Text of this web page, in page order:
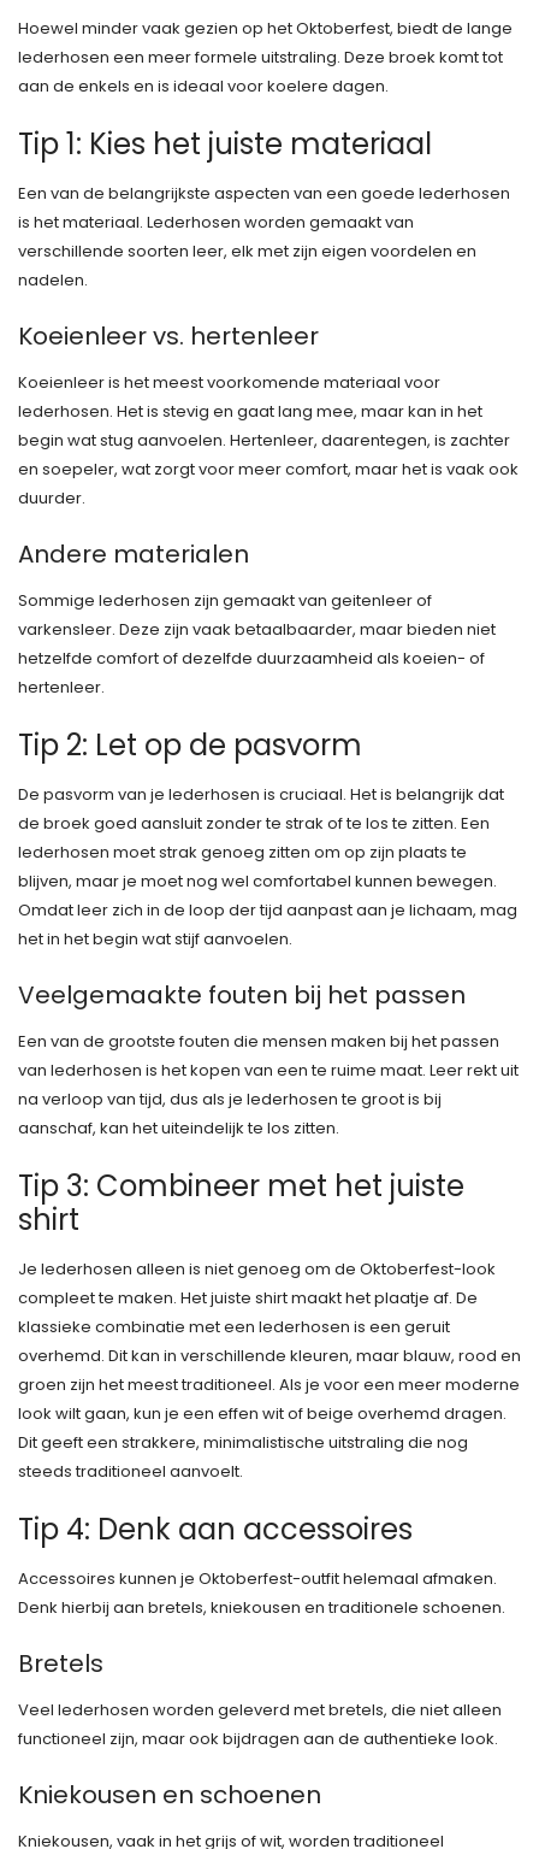
Hoewel minder vaak gezien op het Oktoberfest, biedt de lange
lederhosen een meer formele uitstraling. Deze broek komt tot
aan de enkels en is ideaal voor koelere dagen.
Tip 1: Kies het juiste materiaal
Een van de belangrijkste aspecten van een goede lederhosen
is het materiaal. Lederhosen worden gemaakt van
verschillende soorten leer, elk met zijn eigen voordelen en
nadelen.
Koeienleer vs. hertenleer
Koeienleer is het meest voorkomende materiaal voor
lederhosen. Het is stevig en gaat lang mee, maar kan in het
begin wat stug aanvoelen. Hertenleer, daarentegen, is zachter
en soepeler, wat zorgt voor meer comfort, maar het is vaak ook
duurder.
Andere materialen
Sommige lederhosen zijn gemaakt van geitenleer of
varkensleer. Deze zijn vaak betaalbaarder, maar bieden niet
hetzelfde comfort of dezelfde duurzaamheid als koeien- of
hertenleer.
Tip 2: Let op de pasvorm
De pasvorm van je lederhosen is cruciaal. Het is belangrijk dat
de broek goed aansluit zonder te strak of te los te zitten. Een
lederhosen moet strak genoeg zitten om op zijn plaats te
blijven, maar je moet nog wel comfortabel kunnen bewegen.
Omdat leer zich in de loop der tijd aanpast aan je lichaam, mag
het in het begin wat stijf aanvoelen.
Veelgemaakte fouten bij het passen
Een van de grootste fouten die mensen maken bij het passen
van lederhosen is het kopen van een te ruime maat. Leer rekt uit
na verloop van tijd, dus als je lederhosen te groot is bij
aanschaf, kan het uiteindelijk te los zitten.
Tip 3: Combineer met het juiste
shirt
Je lederhosen alleen is niet genoeg om de Oktoberfest-look
compleet te maken. Het juiste shirt maakt het plaatje af. De
klassieke combinatie met een lederhosen is een geruit
overhemd. Dit kan in verschillende kleuren, maar blauw, rood en
groen zijn het meest traditioneel. Als je voor een meer moderne
look wilt gaan, kun je een effen wit of beige overhemd dragen.
Dit geeft een strakkere, minimalistische uitstraling die nog
steeds traditioneel aanvoelt.
Tip 4: Denk aan accessoires
Accessoires kunnen je Oktoberfest-outfit helemaal afmaken.
Denk hierbij aan bretels, kniekousen en traditionele schoenen.
Bretels
Veel lederhosen worden geleverd met bretels, die niet alleen
functioneel zijn, maar ook bijdragen aan de authentieke look.
Kniekousen en schoenen
Kniekousen, vaak in het grijs of wit, worden traditioneel